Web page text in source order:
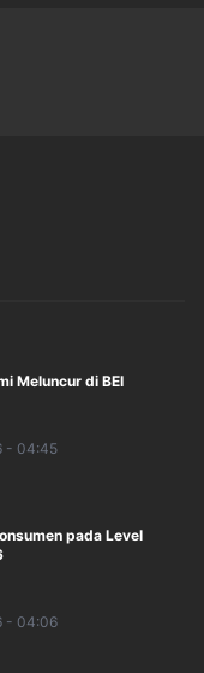
Meluncur di BEI
- 04:45
pada Level
- 04:06